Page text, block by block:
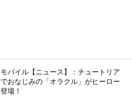
バイル【ニュース】：チュートリア
おなじみの「オラクル」がヒーロー
場！